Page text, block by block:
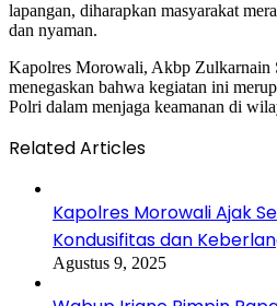
lapangan, diharapkan masyarakat
dan nyaman.
Kapolres Morowali, Akbp
menegaskan bahwa kegiatan ini
Polri dalam menjaga keamanan di
Related Articles
Kapolres Morowali Ajak
Kondusifitas dan
Agustus 9, 2025